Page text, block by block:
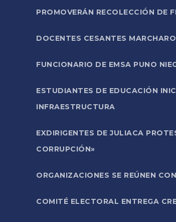
PROMOVERÁN RECOLECCIÓN DE
DOCENTES CESANTES
FUNCIONARIO DE EMSA PUNO
ESTUDIANTES DE EDUCACIÓN
INFRAESTRUCTURA
EXDIRIGENTES DE JULIACA
CORRUPCIÓN»
ORGANIZACIONES SE REÚNEN
COMITÉ ELECTORAL ENTREGA